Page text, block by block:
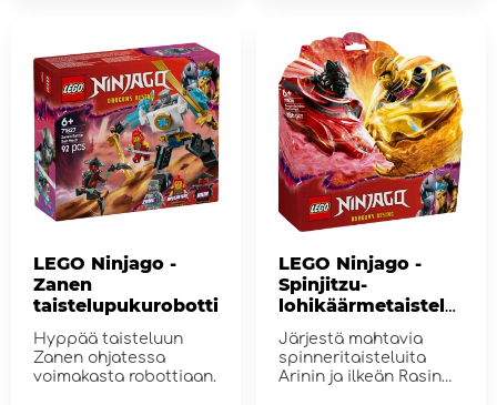
LEGO Ninjago -
Zanen
taistelupukurobotti
Hyppää taisteluun
Zanen ohjatessa
voimakasta robottiaan.
LEGO Ninjago -
Spinjitzu-
lohikäärmetaistelu
paketti
Järjestä mahtavia
spinneritaisteluita
Arinin ja ilkeän Rasin